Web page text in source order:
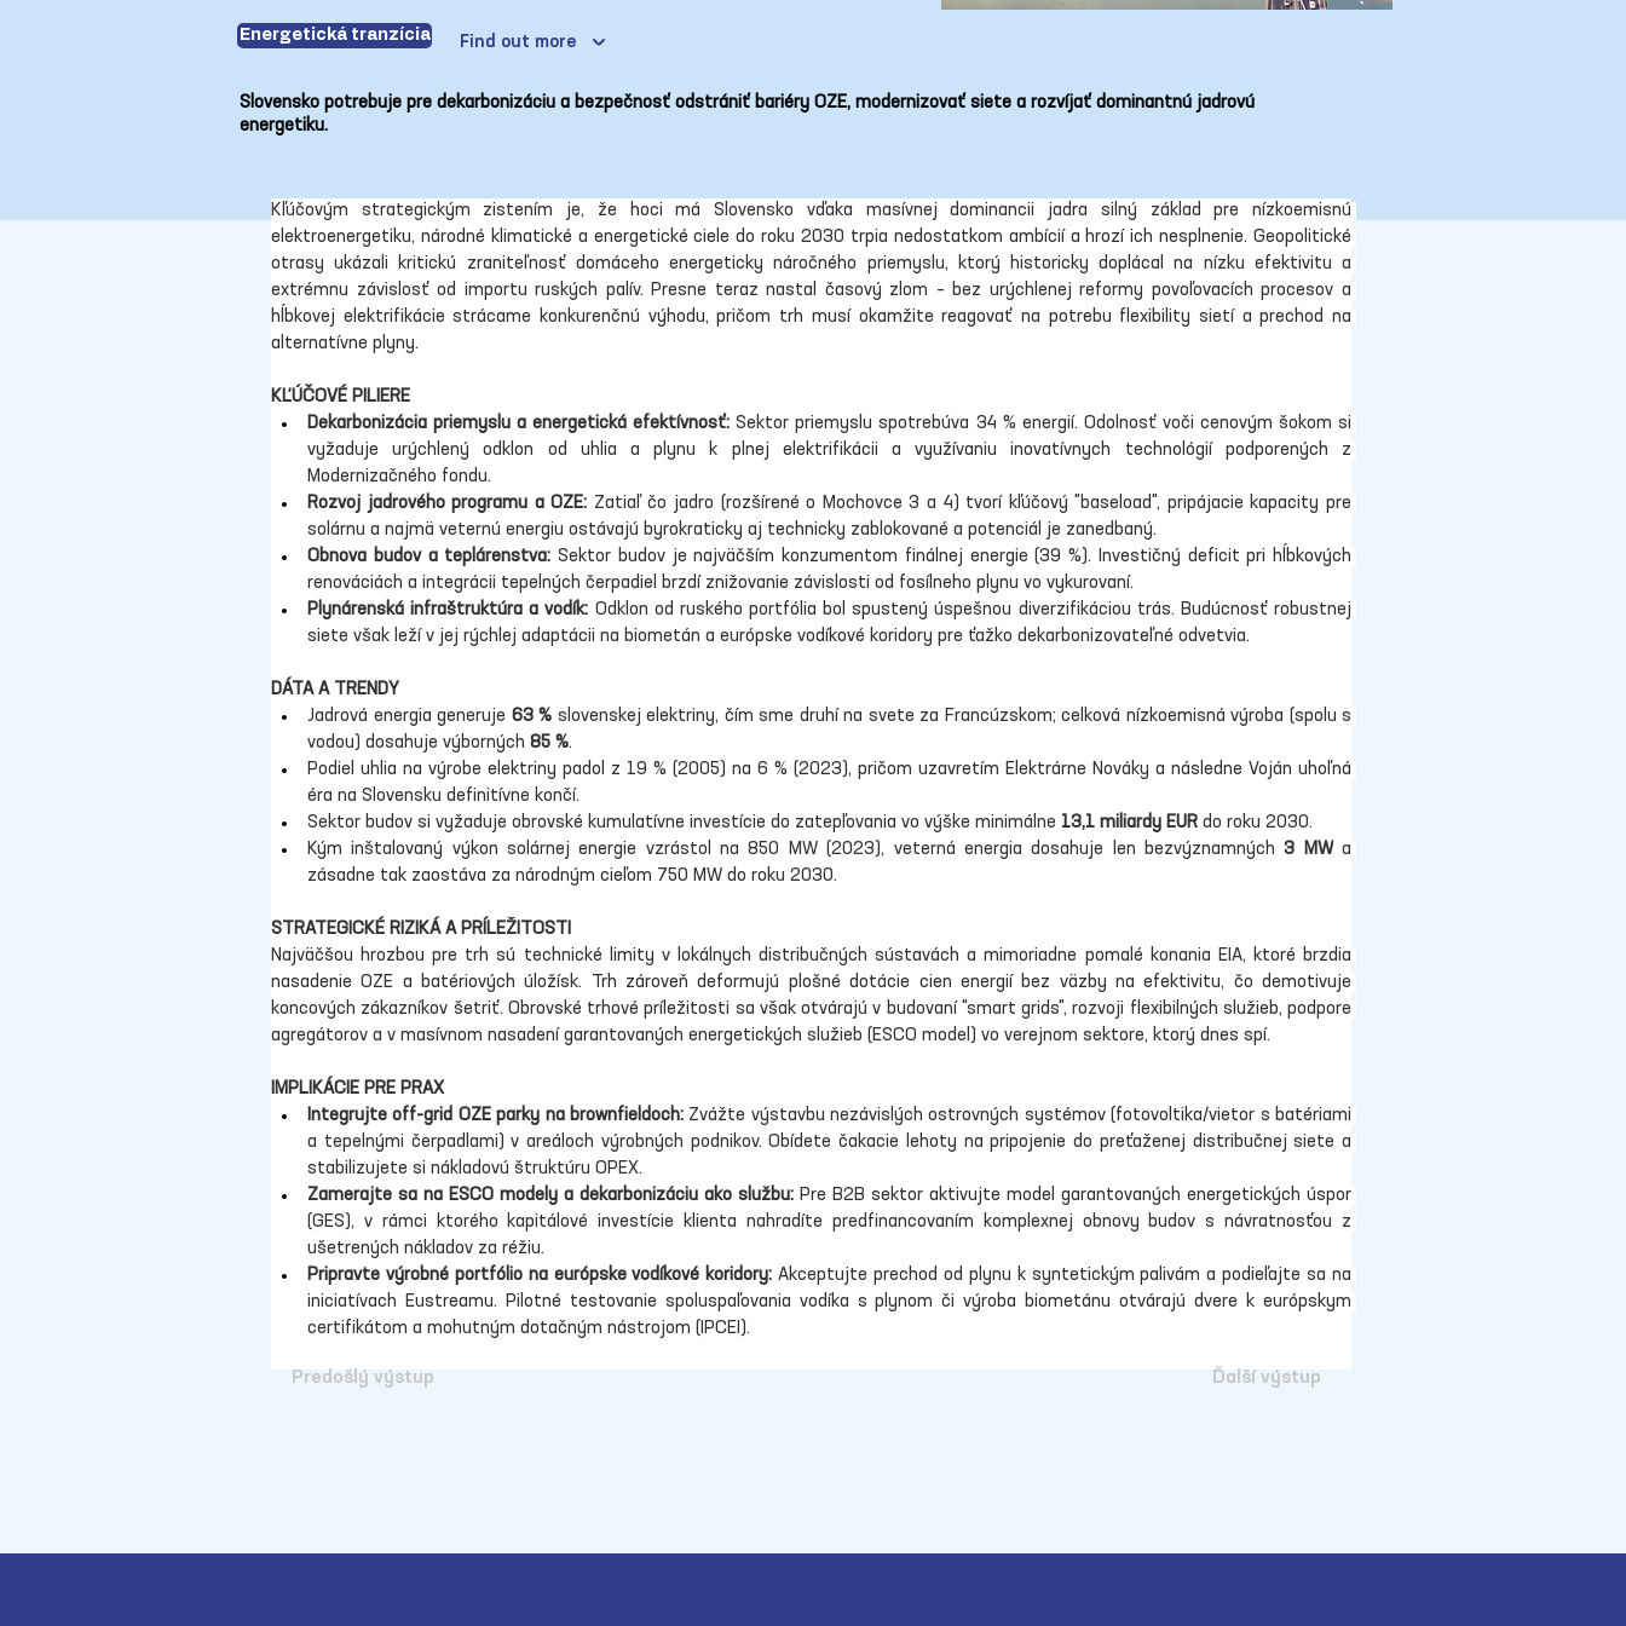
Energetická tranzícia Find out more
Slovensko potrebuje pre dekarbonizáciu a bezpečnosť odstrániť bariéry OZE, modernizovať siete a rozvíjať dominantnú jadrovú
energetiku.
Kľúčovým strategickým zistením je, že hoci má Slovensko vďaka masívnej dominancii jadra silný základ pre nízkoemisnú
elektroenergetiku, národné klimatické a energetické ciele do roku 2030 trpia nedostatkom ambícií a hrozí ich nesplnenie. Geopolitické
otrasy ukázali kritickú zraniteľnosť domáceho energeticky náročného priemyslu, ktorý historicky doplácal na nízku efektivitu a
extrémnu závislosť od importu ruských palív. Presne teraz nastal časový zlom – bez urýchlenej reformy povoľovacích procesov a
hĺbkovej elektrifikácie strácame konkurenčnú výhodu, pričom trh musí okamžite reagovať na potrebu flexibility sietí a prechod na
alternatívne plyny.
KĽÚČOVÉ PILIERE
Dekarbonizácia priemyslu a energetická efektívnosť: Sektor priemyslu spotrebúva 34 % energií. Odolnosť voči cenovým šokom si
vyžaduje urýchlený odklon od uhlia a plynu k plnej elektrifikácii a využívaniu inovatívnych technológií podporených z
Modernizačného fondu.
Rozvoj jadrového programu a OZE: Zatiaľ čo jadro (rozšírené o Mochovce 3 a 4) tvorí kľúčový "baseload", pripájacie kapacity pre
solárnu a najmä veternú energiu ostávajú byrokraticky aj technicky zablokované a potenciál je zanedbaný.
Obnova budov a teplárenstva: Sektor budov je najväčším konzumentom finálnej energie (39 %). Investičný deficit pri hĺbkových
renováciách a integrácii tepelných čerpadiel brzdí znižovanie závislosti od fosílneho plynu vo vykurovaní.
Plynárenská infraštruktúra a vodík: Odklon od ruského portfólia bol spustený úspešnou diverzifikáciou trás. Budúcnosť robustnej
siete však leží v jej rýchlej adaptácii na biometán a európske vodíkové koridory pre ťažko dekarbonizovateľné odvetvia.
DÁTA A TRENDY
Jadrová energia generuje 63 % slovenskej elektriny, čím sme druhí na svete za Francúzskom; celková nízkoemisná výroba (spolu s
vodou) dosahuje výborných 85 %.
Podiel uhlia na výrobe elektriny padol z 19 % (2005) na 6 % (2023), pričom uzavretím Elektrárne Nováky a následne Voján uhoľná
éra na Slovensku definitívne končí.
Sektor budov si vyžaduje obrovské kumulatívne investície do zatepľovania vo výške minimálne 13,1 miliardy EUR do roku 2030.
Kým inštalovaný výkon solárnej energie vzrástol na 850 MW (2023), veterná energia dosahuje len bezvýznamných 3 MW a
zásadne tak zaostáva za národným cieľom 750 MW do roku 2030.
STRATEGICKÉ RIZIKÁ A PRÍLEŽITOSTI
Najväčšou hrozbou pre trh sú technické limity v lokálnych distribučných sústavách a mimoriadne pomalé konania EIA, ktoré brzdia
nasadenie OZE a batériových úložísk. Trh zároveň deformujú plošné dotácie cien energií bez väzby na efektivitu, čo demotivuje
koncových zákazníkov šetriť. Obrovské trhové príležitosti sa však otvárajú v budovaní "smart grids", rozvoji flexibilných služieb, podpore
agregátorov a v masívnom nasadení garantovaných energetických služieb (ESCO model) vo verejnom sektore, ktorý dnes spí.
IMPLIKÁCIE PRE PRAX
Integrujte off-grid OZE parky na brownfieldoch: Zvážte výstavbu nezávislých ostrovných systémov (fotovoltika/vietor s batériami
a tepelnými čerpadlami) v areáloch výrobných podnikov. Obídete čakacie lehoty na pripojenie do preťaženej distribučnej siete a
stabilizujete si nákladovú štruktúru OPEX.
Zamerajte sa na ESCO modely a dekarbonizáciu ako službu: Pre B2B sektor aktivujte model garantovaných energetických úspor
(GES), v rámci ktorého kapitálové investície klienta nahradíte predfinancovaním komplexnej obnovy budov s návratnosťou z
ušetrených nákladov za réžiu.
Pripravte výrobné portfólio na európske vodíkové koridory: Akceptujte prechod od plynu k syntetickým palivám a podieľajte sa na
iniciatívach Eustreamu. Pilotné testovanie spoluspaľovania vodíka s plynom či výroba biometánu otvárajú dvere k európskym
certifikátom a mohutným dotačným nástrojom (IPCEI).
Predošlý výstup Ďalší výstup